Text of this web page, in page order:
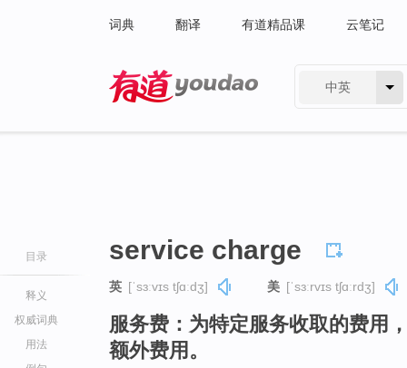
词典 翻译 有道精品课 云笔记
中英
目录
释义
权威词典
用法
service charge
英 [ˈsɜːvɪs tʃɑːdʒ] 美 [ˈsɜːrvɪs tʃɑːrdʒ]
服务费：为特定服务收取的费用
额外费用。